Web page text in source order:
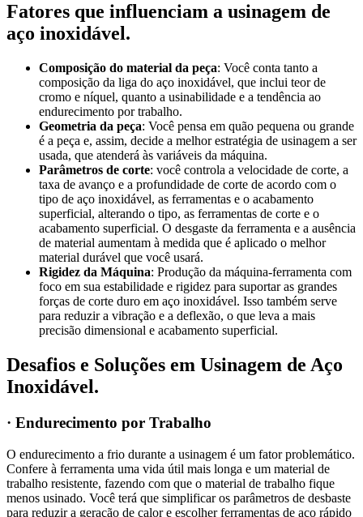
Fatores que influenciam a usinagem de
aço inoxidável.
Composição do material da peça: Você conta tanto a
composição da liga do aço inoxidável, que inclui teor de
cromo e níquel, quanto a usinabilidade e a tendência ao
endurecimento por trabalho.
Geometria da peça: Você pensa em quão pequena ou grande
é a peça e, assim, decide a melhor estratégia de usinagem a ser
usada, que atenderá às variáveis da máquina.
Parâmetros de corte: você controla a velocidade de corte, a
taxa de avanço e a profundidade de corte de acordo com o
tipo de aço inoxidável, as ferramentas e o acabamento
superficial, alterando o tipo, as ferramentas de corte e o
acabamento superficial. O desgaste da ferramenta e a ausência
de material aumentam à medida que é aplicado o melhor
material durável que você usará.
Rigidez da Máquina: Produção da máquina-ferramenta com
foco em sua estabilidade e rigidez para suportar as grandes
forças de corte duro em aço inoxidável. Isso também serve
para reduzir a vibração e a deflexão, o que leva a mais
precisão dimensional e acabamento superficial.
Desafios e Soluções em Usinagem de Aço
Inoxidável.
· Endurecimento por Trabalho
O endurecimento a frio durante a usinagem é um fator problemático.
Confere à ferramenta uma vida útil mais longa e um material de
trabalho resistente, fazendo com que o material de trabalho fique
menos usinado. Você terá que simplificar os parâmetros de desbaste
para reduzir a geração de calor e escolher ferramentas de aço rápido